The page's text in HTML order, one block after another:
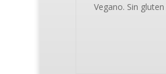
Vegano. Sin